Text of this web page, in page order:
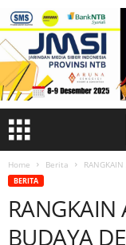
Home Berita RANGKAIN
BERITA
RANGKAIN
BUDAYA